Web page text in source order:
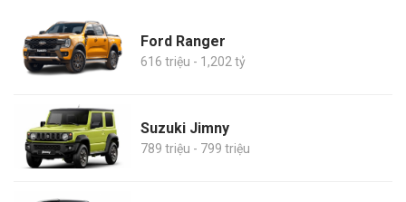
Ford Ranger
616 triệu - 1,202 tỷ
Suzuki Jimny
789 triệu - 799 triệu